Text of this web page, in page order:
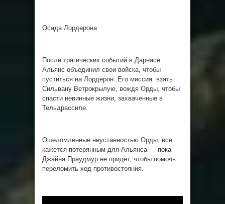
Осада Лордерона
После трагических событий в Дарнасе
Альянс объединил свои войска, чтобы
пуститься на Лордерон. Его миссия: взять
Сильвану Ветрокрылую, вождя Орды, чтобы
спасти невинные жизни, захваченные в
Тельдрассиле.
Ошеломленные неустанностью Орды, все
кажется потерянным для Альянса — пока
Джайна Праудмур не придет, чтобы помочь
переломить ход противостояния.